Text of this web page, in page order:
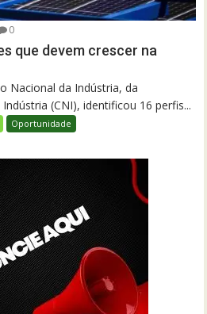
0
que devem crescer na
Nacional da Indústria, da
(CNI), identificou 16 perfis...
Oportunidade